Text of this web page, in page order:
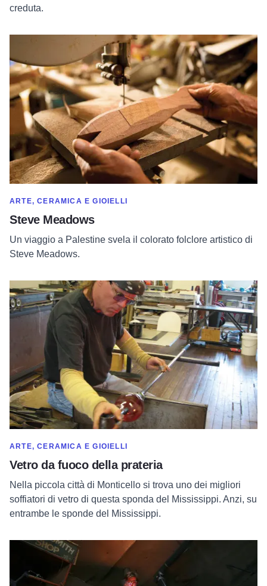
creduta.
MOSTRA DI PIÙ NELLA CATEGORIA DI
ARTE, CERAMICA E GIOIELLI
Steve Meadows
Un viaggio a Palestine svela il colorato folclore artistico di
Steve Meadows.
Per saperne di più su Steve Meadows
MOSTRA DI PIÙ NELLA CATEGORIA DI
ARTE, CERAMICA E GIOIELLI
Vetro da fuoco della prateria
Nella piccola città di Monticello si trova uno dei migliori
soffiatori di vetro di questa sponda del Mississippi. Anzi, su
entrambe le sponde del Mississippi.
Per saperne di più sul vetro da fuoco della prateria
Per saperne di più su Blacksmith Chic